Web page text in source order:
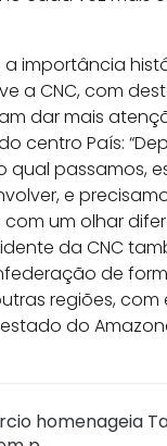
a importância
a CNC, com
dar mais
centro País:
qual passamos,
e
com um olhar
da CNC
de
regiões, com
do
homenageia